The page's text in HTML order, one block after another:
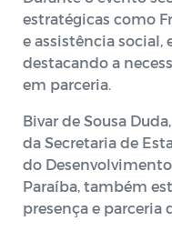
estratégicas como
e assistência social,
destacando a
em parceria.
Bivar de Sousa
da Secretaria de
do
Paraíba, também
presença e parceria